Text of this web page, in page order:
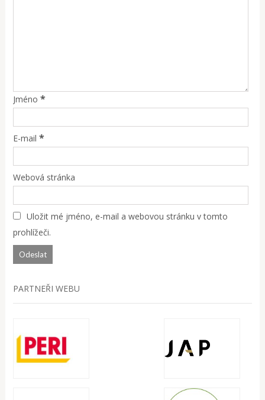
Jméno *
E-mail *
Webová stránka
Uložit mé jméno, e-mail a webovou stránku v tomto
prohlížeči.
PARTNEŘI WEBU